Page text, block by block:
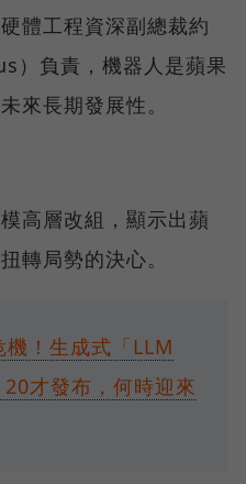
體工程資深副總裁約
）負責，機器人是蘋果
來長期發展性。
高層改組，顯示出蘋
轉局勢的決心。
！生成式「LLM
才發布，何時迎來